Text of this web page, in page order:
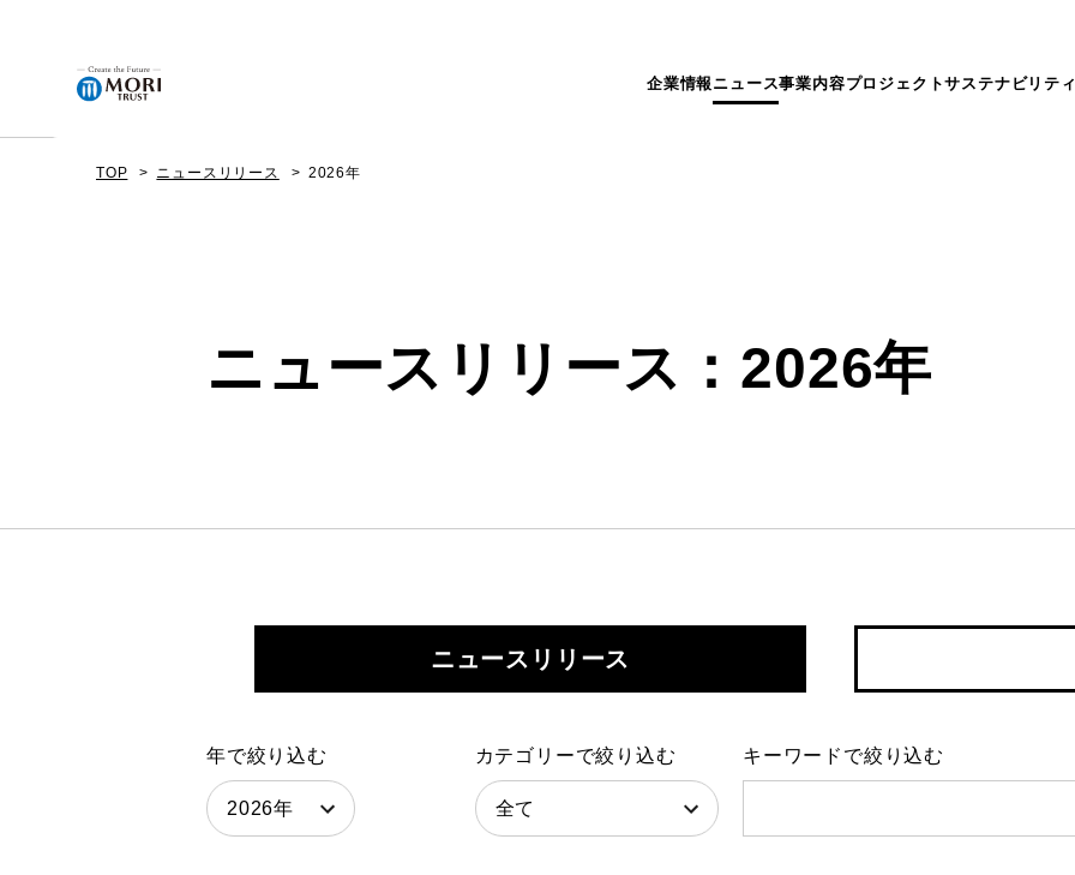
企業情報 ニュース事業内容プロジェクトサステナビリティ
企業情報
TOP ニュースリリース 2026年
ニュースリリース：2026年
ニュースリリース
年で絞り込む カテゴリーで絞り込む キーワードで絞り込む